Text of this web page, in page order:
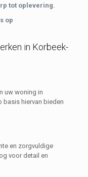
tot oplevering.
op
in Korbeek-
uw woning in
basis hiervan bieden
en zorgvuldige
voor detail en